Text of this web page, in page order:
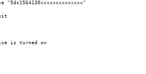
"5dc1564130xxxxxxxxxxxxxx"
is turned on